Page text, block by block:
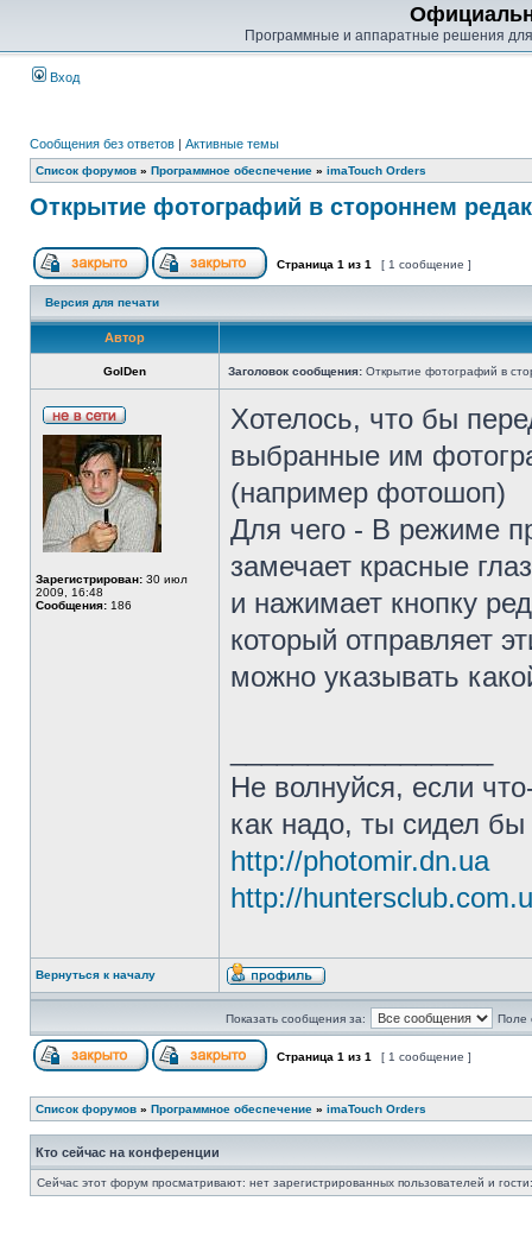
Программные и аппаратные решения
Вход
Сообщения без ответов | Активные темы
Список форумов » Программное обеспечение » imaTouch Orders
Открытие фотографий в стороннем
Страница 1 из 1 [ 1 сообщение ]
Версия для печати
Автор
GolDen Заголовок сообщения: Открытие фотографий в
Зарегистрирован: 30 июл
2009, 16:48
Сообщения: 186
Хотелось, что бы
выбранные им
(например фотошоп)
Для чего - В режиме
замечает красные
и нажимает кнопку
который отправляет
можно указывать
Не волнуйся, если
как надо, ты сидел
http://photomir.dn.ua
http://
Вернуться к началу
Показать сообщения за: Поле
Страница 1 из 1 [ 1 сообщение ]
Список форумов » Программное обеспечение » imaTouch Orders
Кто сейчас на конференции
Сейчас этот форум просматривают: нет зарегистрированных пользователей и